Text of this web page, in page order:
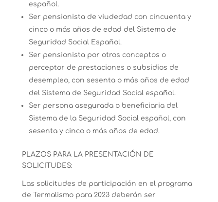
español.
Ser pensionista de viudedad con cincuenta y
cinco o más años de edad del Sistema de
Seguridad Social Español.
Ser pensionista por otros conceptos o
perceptor de prestaciones o subsidios de
desempleo, con sesenta o más años de edad
del Sistema de Seguridad Social español.
Ser persona asegurada o beneficiaria del
Sistema de la Seguridad Social español, con
sesenta y cinco o más años de edad.
PLAZOS PARA LA PRESENTACIÓN DE
SOLICITUDES:
Las solicitudes de participación en el programa
de Termalismo para 2023 deberán ser